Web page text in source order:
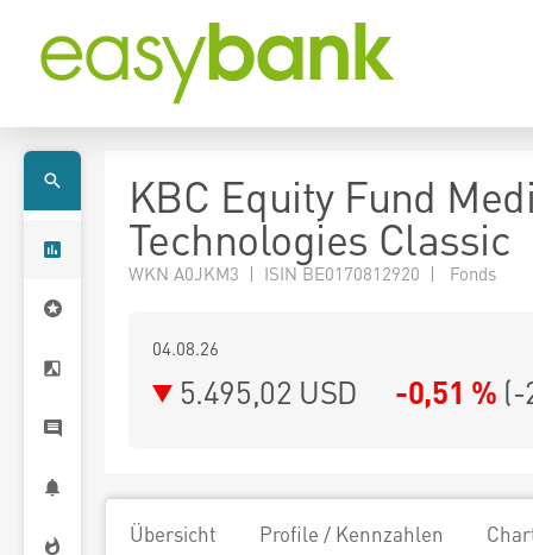
KBC Equity Fund
Technologies Classic
WKN A0JKM3 | ISIN BE0170812920 | Fonds
04.08.26
5.495,02 USD -0,51 % (-
Übersicht Profile / Kennzahlen